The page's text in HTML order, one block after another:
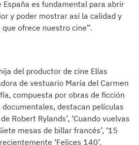
España es fundamental para abrir
y poder mostrar así la calidad y
ofrece nuestro cine”.
del productor de cine Elías
de vestuario María del Carmen
compuesta por obras de ficción
destacan películas
Robert Rylands’, ‘Cuando vuelvas
mesas de billar francés’, ‘15
‘Felices 140’.